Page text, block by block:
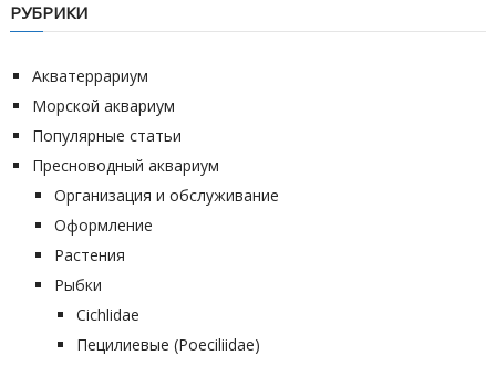
РУБРИКИ
Акватеррариум
Морской аквариум
Популярные статьи
Пресноводный аквариум
Организация и обслуживание
Оформление
Растения
Рыбки
Cichlidae
Пецилиевые (Poeciliidae)